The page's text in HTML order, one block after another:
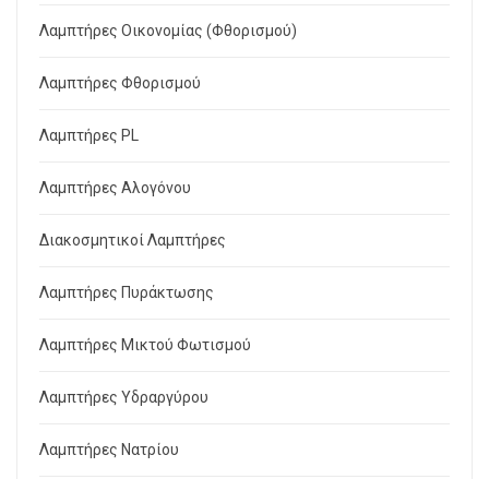
Λαμπτήρες Οικονομίας (Φθορισμού)
Λαμπτήρες Φθορισμού
Λαμπτήρες PL
Λαμπτήρες Αλογόνου
Διακοσμητικοί Λαμπτήρες
Λαμπτήρες Πυράκτωσης
Λαμπτήρες Μικτού Φωτισμού
Λαμπτήρες Υδραργύρου
Λαμπτήρες Νατρίου